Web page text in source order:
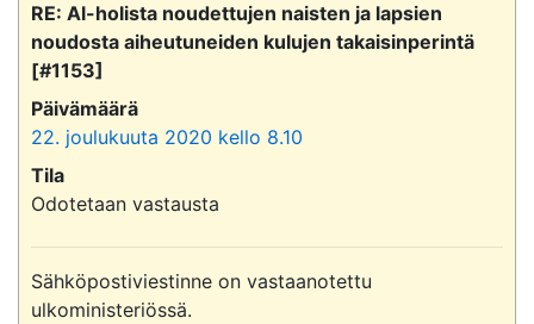
RE: Al-holista noudettujen naisten ja lapsien
noudosta aiheutuneiden kulujen takaisinperintä
[#1153]
Päivämäärä
22. joulukuuta 2020 kello 8.10
Tila
Odotetaan vastausta
Sähköpostiviestinne on vastaanotettu
ulkoministeriössä.